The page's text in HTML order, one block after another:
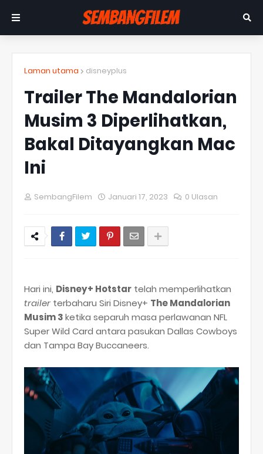
Laman utama disneyplus
Trailer The Mandalorian
Musim 3 Diperlihatkan,
Bakal Ditayangkan Mac
Ini
SembangFilem Januari 17, 2023 0 Ulasan
Hari ini, Disney+ Hotstar telah memperlihatkan
trailer terbaharu Siri Disney+ The Mandalorian
Musim 3ketika separuh masa perlawanan NFL
Super Wild Card antara pasukan Dallas Cowboys
dan Tampa Bay Buccaneers.